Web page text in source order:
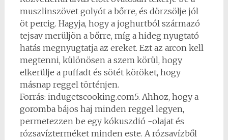
muszlinszövet golyót a bőrre, és dörzsölje jól
öt percig. Hagyja, hogy a joghurtból származó
tejsav merüljön a bőrre, míg a hideg nyugtató
hatás megnyugtatja az ereket. Ezt az arcon kell
megtenni, különösen a szem körül, hogy
elkerülje a puffadt és sötét köröket, hogy
másnap reggel történjen.
Forrás: indugetscooking.com5. Ahhoz, hogy a
goromba bájos haj minden reggel legyen,
permetezzen be egy kókuszdió -olajat és
rózsavízterméket minden este. A rózsavízből